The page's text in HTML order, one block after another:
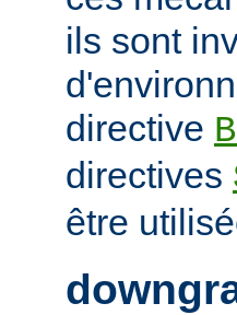
ils sont
directive
directives
être